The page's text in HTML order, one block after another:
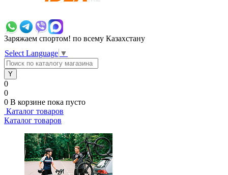
Заряжаем спортом! по всему Казахстану
Select Language ▼
0
0
0 В корзине пока пусто
Каталог товаров
Каталог товаров